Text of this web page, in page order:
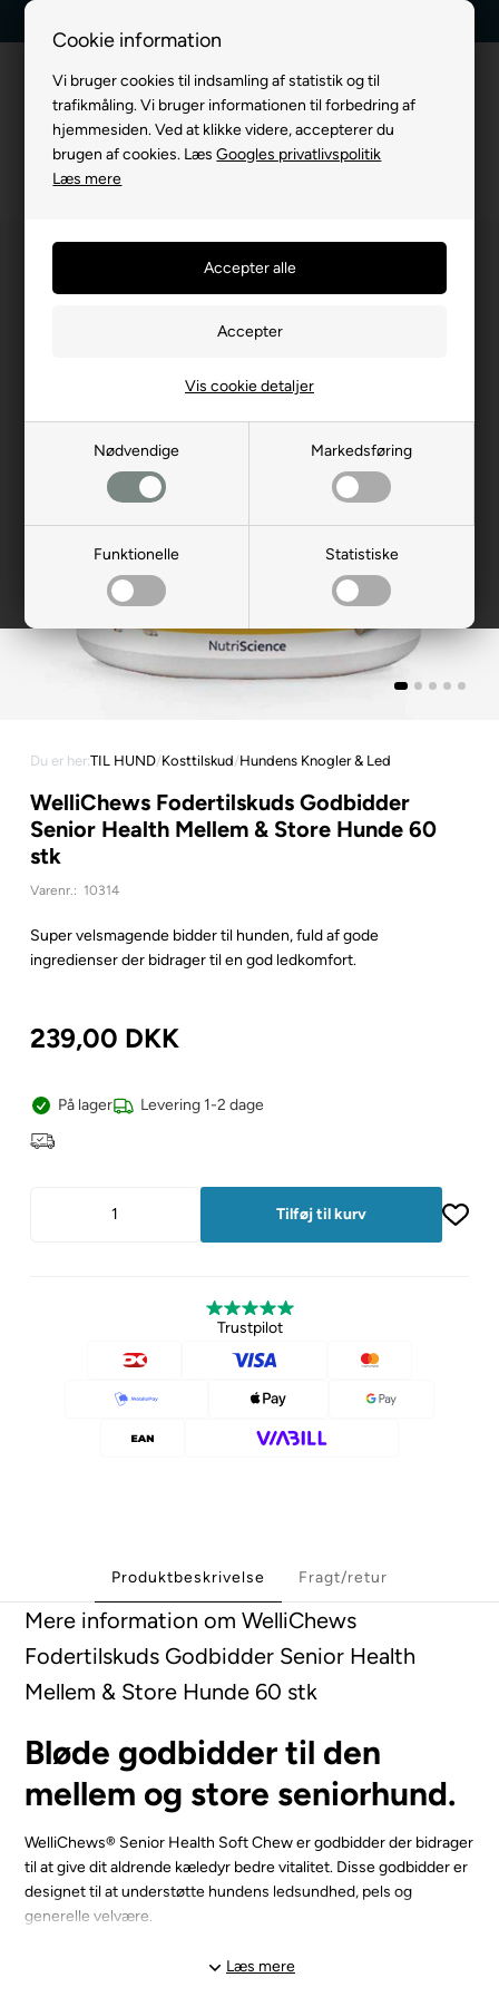
Cookie information
Vi bruger cookies til indsamling af statistik og til
trafikmåling. Vi bruger informationen til forbedring af
hjemmesiden. Ved at klikke videre, accepterer du
brugen af cookies. LæsGoogles privatlivspolitik
Læs mere
Nødvendige Markedsføring
Funktionelle Statistiske
Vis cookie detaljer
Du er her:TIL HUND/Kosttilskud/Hundens Knogler & Led
WelliChews Fodertilskuds Godbidder
Senior Health Mellem & Store Hunde 60
stk
Varenr.: 10314
Super velsmagende bidder til hunden, fuld af gode
ingredienser der bidrager til en god ledkomfort.
239,00 DKK
På lager Levering 1-2 dage
Trustpilot
Produktbeskrivelse Fragt/retur
Mere information om WelliChews
Fodertilskuds Godbidder Senior Health
Mellem & Store Hunde 60 stk
Bløde godbidder til den
mellem og store seniorhund.
WelliChews® Senior Health Soft Chew er godbidder der bidrager
til at give dit aldrende kæledyr bedre vitalitet. Disse godbidder er
designet til at understøtte hundens ledsundhed, pels og
generelle velvære.
Så har du en ældre hund der er begyndt at blive lidt stiv i leddene,
Læs mere